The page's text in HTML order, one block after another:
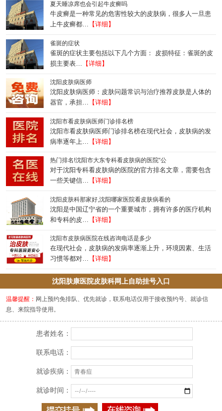
夏天睡凉席也会引起牛皮癣吗
牛皮癣是一种常见的危害性较大的皮肤病，很多人一旦患
上牛皮癣都… 【详细】
雀斑的症状
雀斑的症状主要包括以下几个方面： 皮损特征：雀斑的皮
损主要表…
【详细】
沈阳皮肤病医师
沈阳皮肤病医师：皮肤问题常识与治疗推荐皮肤是人体的
器官，承担… 【详细】
沈阳市看皮肤病医师门诊排名榜
沈阳市看皮肤病医师门诊排名榜在现代社会，皮肤病的发
病率逐年上…
【详细】
热门排名!沈阳市大东专科看皮肤病的医院“公
对于沈阳专科看皮肤病的医院的官方排名文章，需要包含
一些关键信… 【详细】
沈阳皮肤科那家好,沈阳哪家医院看皮肤病看的
沈阳是中国辽宁省的一个重要城市，拥有许多的医疗机构
和专科的皮…
【详细】
沈阳市皮肤病医院在线咨询电话是多少
在现代社会，皮肤病的发病率逐渐上升，环境因素、生活
习惯等都对… 【详细】
沈阳肤康医院皮肤科网上自助挂号入口
温馨提醒： 网上预约免排队、优先就诊，联系电话仅用于接收预约号、就诊信
息、来院指导使用。
患者姓名：
联系电话：
就诊疾病：
就诊时间：